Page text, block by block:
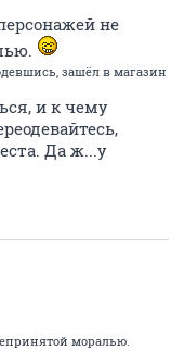
не
зашёл в магазин
и к чему
Да ж...у
моралью.